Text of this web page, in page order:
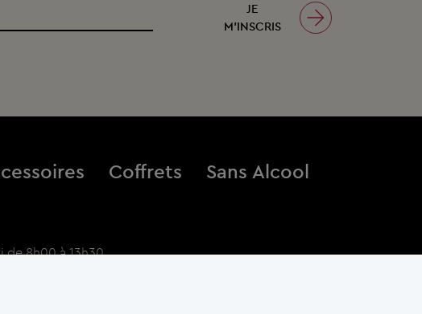
JE
M’INSCRIS
Coffrets Sans Alcool
de 8h00 à 13h30